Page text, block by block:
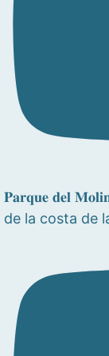
𝐏𝐚𝐫𝐪𝐮𝐞 𝐝𝐞𝐥
de la costa de